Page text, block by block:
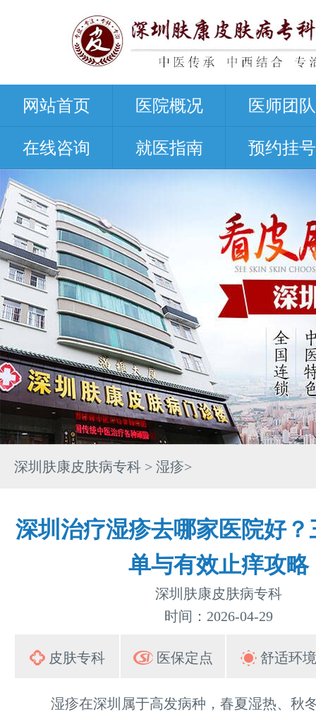
网站首页 医院概况 医师团队
在线咨询 就医指南 预约挂号
深圳肤康皮肤病专科 > 湿疹>
深圳治疗湿疹去哪家医院好
单与有效止痒攻略
深圳肤康皮肤病专科
时间：2026-04-29
皮肤专科 医保定点 舒适环境
湿疹在深圳属于高发病种，春夏湿热、秋